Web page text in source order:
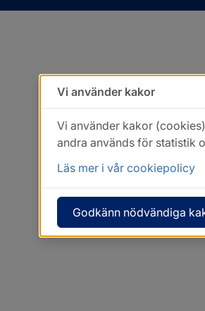
Vi använder kakor
Vi använder kakor
andra används för statistik
Läs mer i vår cookiepolicy
Godkänn nödvändiga